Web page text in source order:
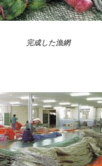
完成した漁網